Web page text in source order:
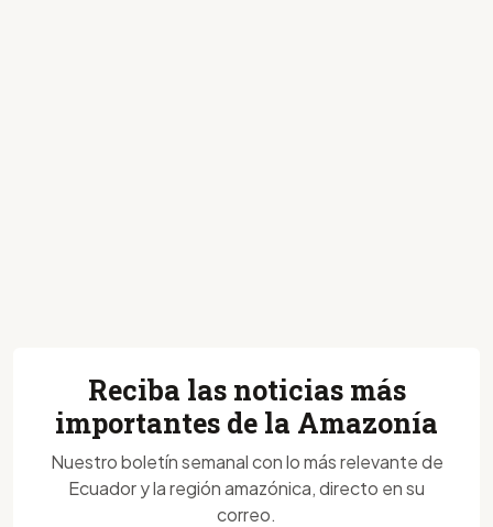
Reciba las noticias más
importantes de la Amazonía
Nuestro boletín semanal con lo más relevante de
Ecuador y la región amazónica, directo en su
correo.